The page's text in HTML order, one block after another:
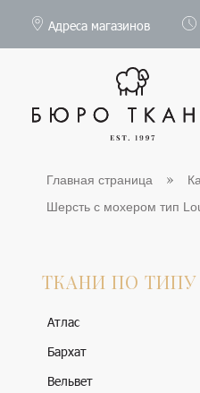
Адреса магазинов
Главная страница
Шерсть с мохером тип
ТКАНИ ПО ТИПУ
Атлас
Бархат
Вельвет